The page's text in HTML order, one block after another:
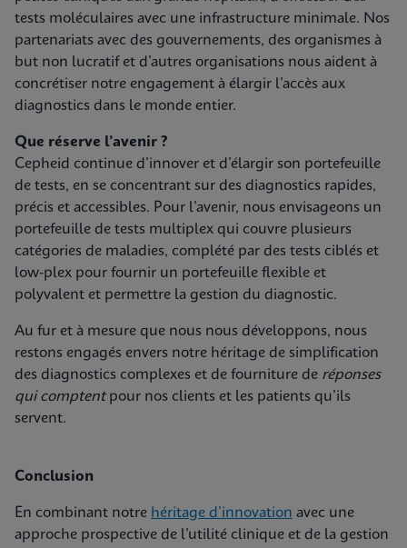
tests moléculaires avec une infrastructure minimale. Nos
partenariats avec des gouvernements, des organismes à
but non lucratif et d’autres organisations nous aident à
concrétiser notre engagement à élargir l’accès aux
diagnostics dans le monde entier.
Que réserve l’avenir ?
Cepheid continue d’innover et d’élargir son portefeuille
de tests, en se concentrant sur des diagnostics rapides,
précis et accessibles. Pour l’avenir, nous envisageons un
portefeuille de tests multiplex qui couvre plusieurs
catégories de maladies, complété par des tests ciblés et
low-plex pour fournir un portefeuille flexible et
polyvalent et permettre la gestion du diagnostic.
Au fur et à mesure que nous nous développons, nous
restons engagés envers notre héritage de simplification
des diagnostics complexes et de fourniture de réponses
qui comptentpour nos clients et les patients qu’ils
servent.
Conclusion
En combinant notre héritage d’innovation avec une
approche prospective de l’utilité clinique et de la gestion